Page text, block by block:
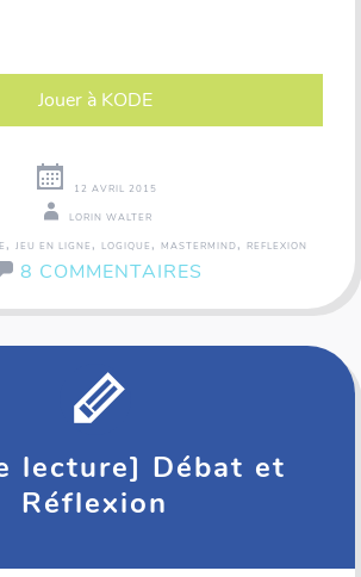
Jouer à KODE
12 AVRIL 2015
LORIN WALTER
, JEU EN LIGNE , LOGIQUE , MASTERMIND, REFLEXION
8 COMMENTAIRES
lecture] Débat et
Réflexion